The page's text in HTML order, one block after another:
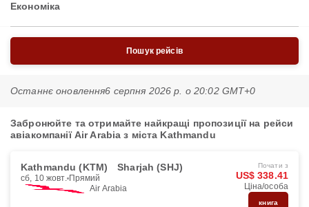
Економіка
Пошук рейсів
Останнє оновлення6 серпня 2026 р. о 20:02 GMT+0
Забронюйте та отримайте найкращі пропозиції на рейси
авіакомпанії Air Arabia з міста Kathmandu
Kathmandu (KTM) Sharjah (SHJ)
сб, 10 жовт. Прямий
Air Arabia
Почати з
US$ 338.41
Ціна/особа
книга